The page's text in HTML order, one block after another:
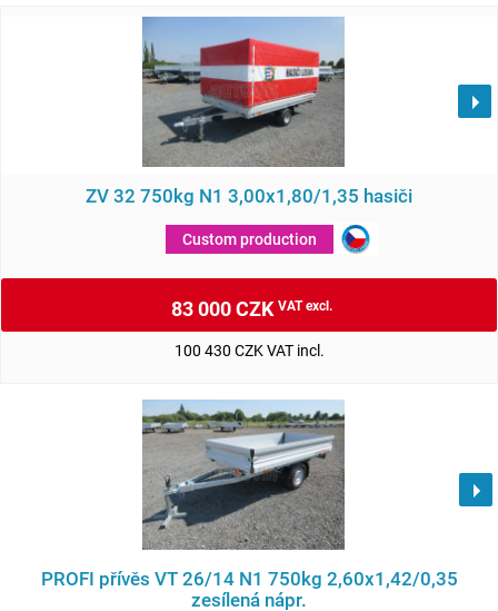
ZV 32 750kg N1 3,00x1,80/1,35 hasiči
Custom production
83 000 CZKVAT excl.
100 430 CZK VAT incl.
PROFI přívěs VT 26/14 N1 750kg 2,60x1,42/0,35
zesílená nápr.